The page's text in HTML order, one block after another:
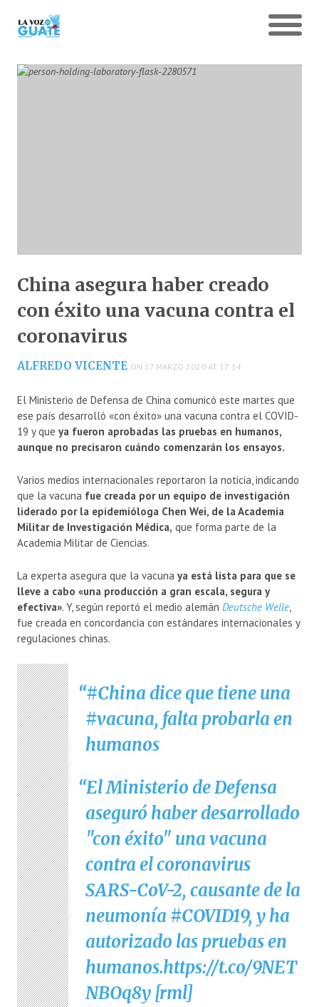
China asegura haber creado
con éxito una vacuna contra el
coronavirus
ALFREDO VICENTE ON 17 MARZO 2020 AT 17:14
El Ministerio de Defensa de China comunicó este martes que
ese país desarrolló «con éxito» una vacuna contra el COVID-
19 y que ya fueron aprobadas las pruebas en humanos,
aunque no precisaron cuándo comenzarán los ensayos.
Varios medios internacionales reportaron la noticia, indicando
que la vacuna fue creada por un equipo de investigación
liderado por la epidemióloga Chen Wei, de la Academia
Militar de Investigación Médica, que forma parte de la
Academia Militar de Ciencias.
La experta asegura que la vacuna ya está lista para que se
lleve a cabo «una producción a gran escala, segura y
efectiva». Y, según reportó el medio alemán Deutsche Welle,
fue creada en concordancia con estándares internacionales y
regulaciones chinas.
#Chinadice que tiene una
#vacuna, falta probarla en
humanos
El Ministerio de Defensa
aseguró haber desarrollado
"con éxito" una vacuna
contra el coronavirus
SARS-CoV-2, causante de la
neumonía#COVID19, y ha
autorizado las pruebas en
humanos.https://t.co/9NET
NBOq8y[rml]